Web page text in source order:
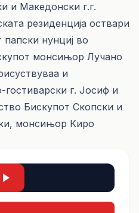
и Македонски г.г.
резиденција оствари
нунциј во
монсињор Лучано
и
г. Јосиф и
Бискупот Скопски и
монсињор Киро